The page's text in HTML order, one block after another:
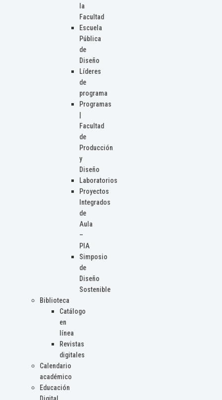
la
Facultad
Escuela
Pública
de
Diseño
Líderes
de
programa
Programas
Facultad
de
Producción
y
Diseño
Laboratorios
Proyectos
Integrados
de
Aula
–
PIA
Simposio
de
Diseño
Sostenible
Biblioteca
Catálogo
en
línea
Revistas
digitales
Calendario
académico
Educación